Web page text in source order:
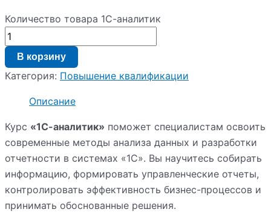
Количество товара 1С-аналитик
В корзину
Категория: Повышение квалификации
Описание
Курс «1С-аналитик» поможет специалистам освоить
современные методы анализа данных и разработки
отчетности в системах «1С». Вы научитесь собирать
информацию, формировать управленческие отчеты,
контролировать эффективность бизнес-процессов и
принимать обоснованные решения.